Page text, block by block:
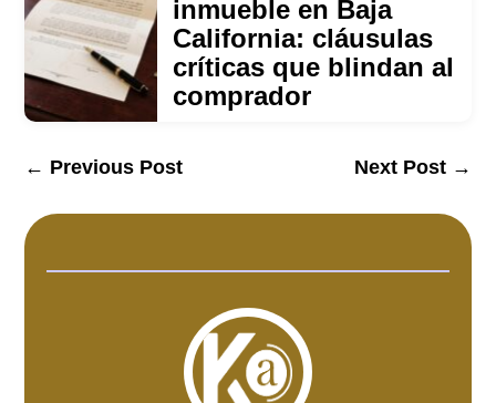
inmueble en Baja
California: cláusulas
críticas que blindan al
comprador
← Previous Post Next Post→